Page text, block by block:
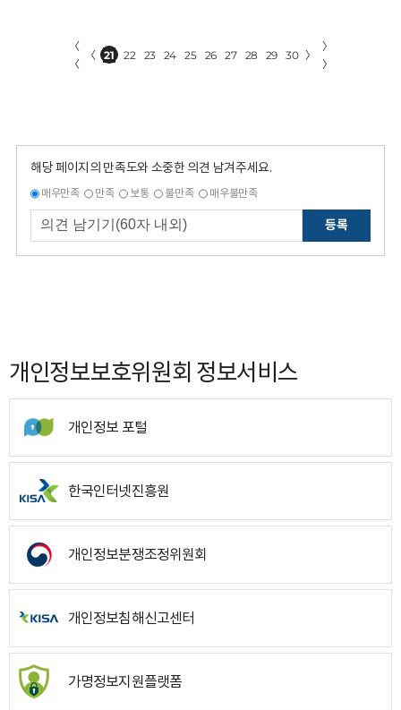
〈
〈
〈 21 22 23 24 25 26 27 28 29 30 〉
〉
〉
해당 페이지의 만족도와 소중한 의견 남겨주세요.
매우만족 만족 보통 불만족 매우불만족
등록
개인정보보호위원회 정보서비스
개인정보 포털
한국인터넷진흥원
개인정보분쟁조정위원회
개인정보침해신고센터
가명정보지원플랫폼